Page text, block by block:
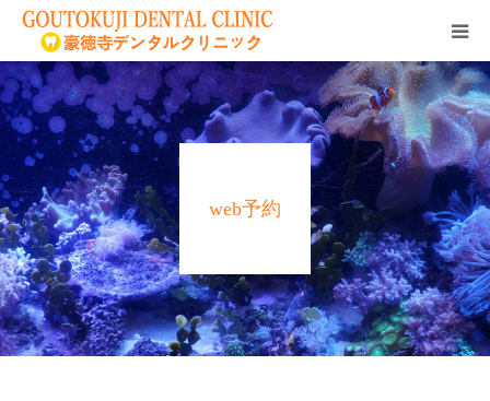
web予約
トップ
診療方針
院長紹介
診療科目
診療時間／アクセス